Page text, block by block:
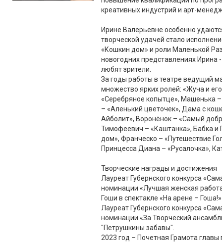
креативных индустрий и арт-
Ирине Валерьевне особенно
творческой удачей стало
«Кошкин дом» и роли Маленькой
новогодних представлениях Ирина
любят зрители.
За годы работы в театре ведущий
множество ярких ролей: «Жуча и
«Серебряное копытце», Машенька
– «Аленький цветочек», Дама с
Айболит», Воронёнок – «Самый
Тимофеевич – «Каштанка», Бабка и
дом», Франческо – «Путешествие
Принцесса Диана – «Русалочка»,
Творческие награды и достижения
Лауреат Губернского конкурса
номинации «Лучшая женская
Гоши в спектакле «На арене – Гоша!»
Лауреат Губернского конкурса
номинации «За Творческий
"Петрушкины забавы".
2023 год – Почетная Грамота главы